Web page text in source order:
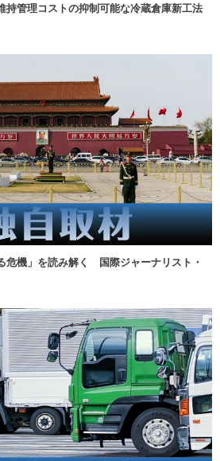
持管理コストの抑制可能な冷蔵倉庫新工法
危機」を読み解く 国際ジャーナリスト・